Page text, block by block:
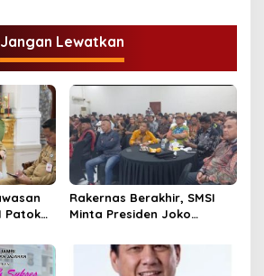
Jangan Lewatkan
Patok
Rakernas Berakhir, SMSI
Minta Presiden Joko
Menandatangani
Rancangan Perpres